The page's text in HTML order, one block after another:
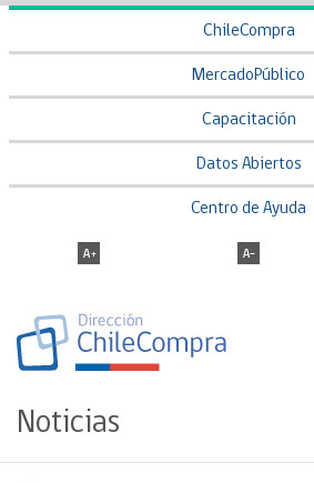
ChileCompra
MercadoPúblico
Capacitación
Datos Abiertos
Centro de Ayuda
Noticias